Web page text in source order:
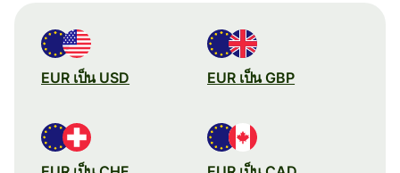
EUR เป็น USD EUR เป็น GBP